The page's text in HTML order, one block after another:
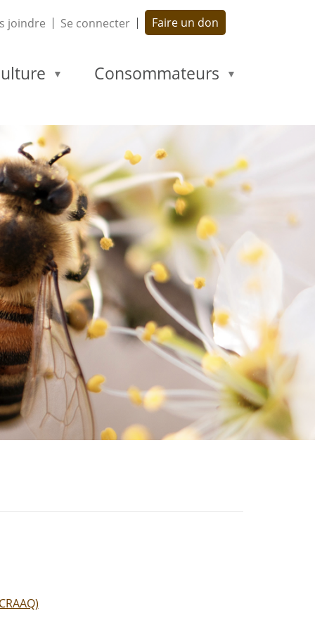
joindre Se connecter Faire un don
Consommateurs